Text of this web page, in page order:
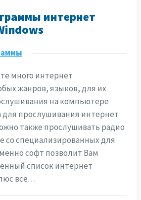
интернет
много интернет
жанров, языков, для их
на компьютере
прослушивания интернет
также прослушивать радио
со специализированных для
софт позволит Вам
список интернет
все…